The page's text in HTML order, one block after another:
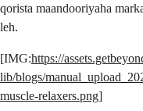
qorista maandooriyaha
leh.
[IMG:https://
lib/blogs/
muscle-relaxers.png]